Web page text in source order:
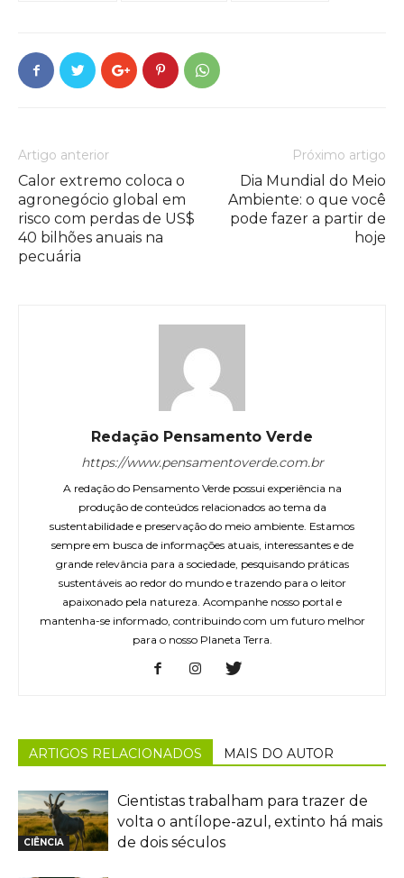
Artigo anterior
Calor extremo coloca o
agronegócio global em
risco com perdas de US$
40 bilhões anuais na
pecuária
Próximo artigo
Dia Mundial do Meio
Ambiente: o que você
pode fazer a partir de
hoje
Redação Pensamento Verde
https://www.pensamentoverde.com.br
A redação do Pensamento Verde possui experiência na
produção de conteúdos relacionados ao tema da
sustentabilidade e preservação do meio ambiente. Estamos
sempre em busca de informações atuais, interessantes e de
grande relevância para a sociedade, pesquisando práticas
sustentáveis ao redor do mundo e trazendo para o leitor
apaixonado pela natureza. Acompanhe nosso portal e
mantenha-se informado, contribuindo com um futuro melhor
para o nosso Planeta Terra.
ARTIGOS RELACIONADOS MAIS DO AUTOR
CIÊNCIA
Cientistas trabalham para trazer de
volta o antílope-azul, extinto há mais
de dois séculos